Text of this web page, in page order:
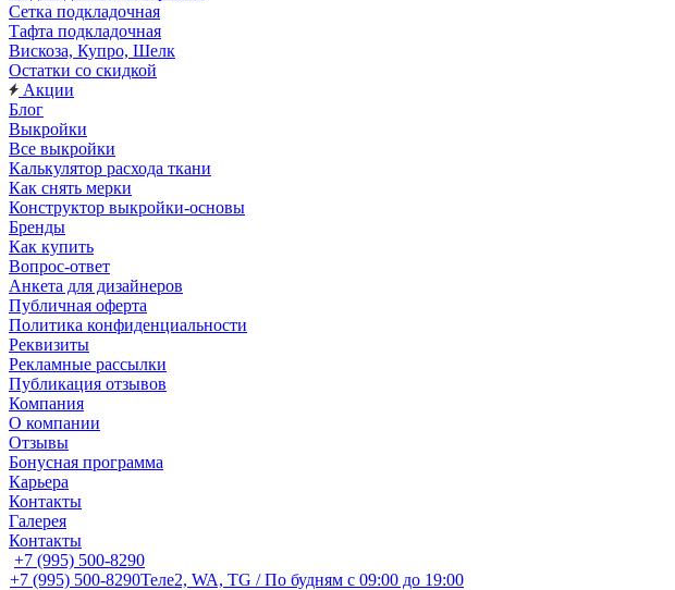
Сетка подкладочная
Тафта подкладочная
Вискоза, Купро, Шелк
Остатки со скидкой
Акции
Блог
Выкройки
Все выкройки
Калькулятор расхода ткани
Как снять мерки
Конструктор выкройки-основы
Бренды
Как купить
Вопрос-ответ
Анкета для дизайнеров
Публичная оферта
Политика конфиденциальности
Реквизиты
Рекламные рассылки
Публикация отзывов
Компания
О компании
Отзывы
Бонусная программа
Карьера
Контакты
Галерея
Контакты
+7 (995) 500-8290
+7 (995) 500-8290Теле2, WA, TG / По будням c 09:00 до 19:00